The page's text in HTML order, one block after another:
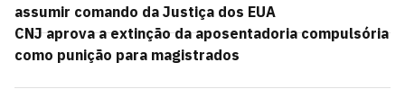
assumir comando da Justiça dos EUA
CNJ aprova a extinção da aposentadoria compulsória
como punição para magistrados